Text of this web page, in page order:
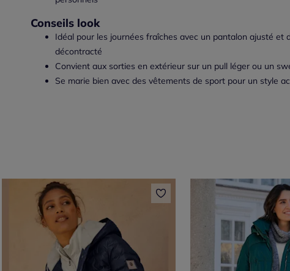
Conseils look
Idéal pour les journées fraîches avec un pantalon ajusté et
décontracté
Convient aux sorties en extérieur sur un pull léger ou un
Se marie bien avec des vêtements de sport pour un style